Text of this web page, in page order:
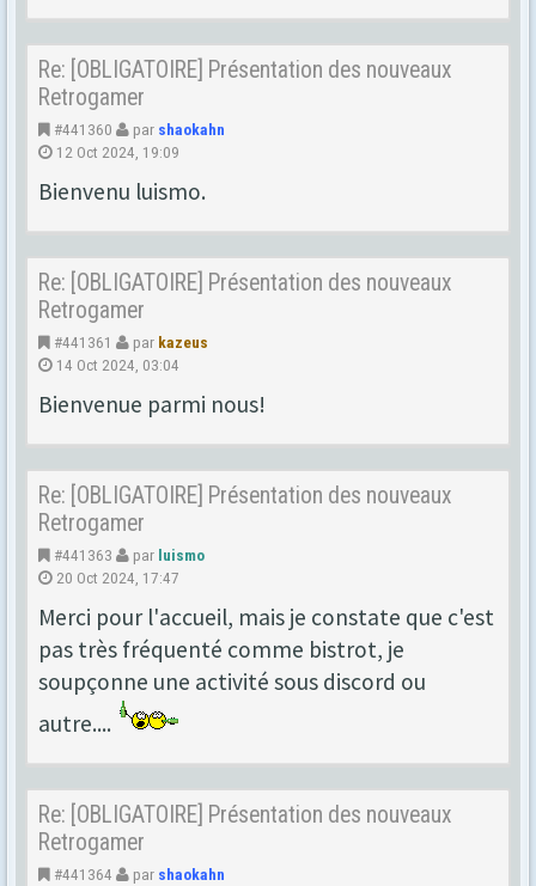
Re: [OBLIGATOIRE] Présentation des nouveaux
Retrogamer
#441360 par shaokahn
12 Oct 2024, 19:09
Bienvenu luismo.
Re: [OBLIGATOIRE] Présentation des nouveaux
Retrogamer
#441361 par kazeus
14 Oct 2024, 03:04
Bienvenue parmi nous!
Re: [OBLIGATOIRE] Présentation des nouveaux
Retrogamer
#441363 par luismo
20 Oct 2024, 17:47
Merci pour l'accueil, mais je constate que c'est
pas très fréquenté comme bistrot, je
soupçonne une activité sous discord ou
autre....
Re: [OBLIGATOIRE] Présentation des nouveaux
Retrogamer
#441364 par shaokahn